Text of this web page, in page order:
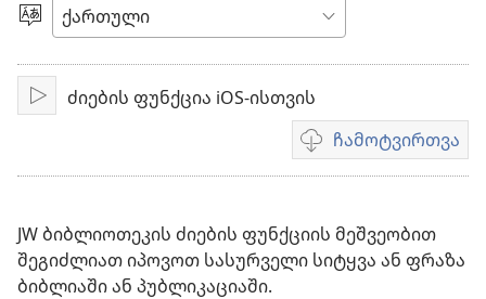
ვიდეო
ენის
არჩევა
ჩართვა
ძიების ფუნქცია iOS-ისთვის
ჩამოტვირთვა
ვიდეოების
ჩამოტვირთვის
JW ბიბლიოთეკის ძიების ფუნქციის მეშვეობით
შეგიძლიათ იპოვოთ სასურველი სიტყვა ან ფრაზა
ბიბლიაში ან პუბლიკაციაში.